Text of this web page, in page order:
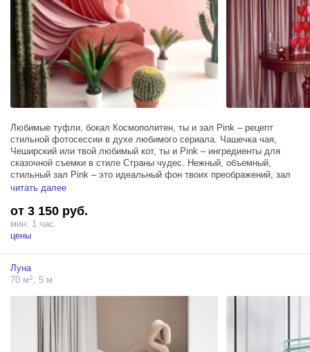
Любимые туфли, бокал Космополитен, ты и зал Pink – рецепт
стильной фотосессии в духе любимого сериала. Чашечка чая,
Чеширский или твой любимый кот, ты и Pink – ингредиенты для
сказочной съемки в стиле Страны чудес. Нежный, объемный,
стильный зал Pink – это идеальный фон твоих преображений, зал
богатый текстурами и фактурами: мех, бархат, плюш, ворс… Мы
любимого журнала, фоном сказочных стран и неизвестных планет
и ожившей иллюстрацией твоих любимых историй.
точно все получится! Меняй образы, перевоплощаясь, будь разной,
но оставайся собой! Следуй за белым кроликом.
читать далее
от 3 150 руб.
мин. 1 час
цены
Луна
70 м2, 5 м